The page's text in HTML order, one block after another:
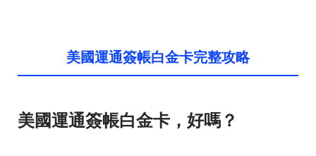
美國運通簽帳白金卡完整攻略
美國運通簽帳白金卡，好嗎？